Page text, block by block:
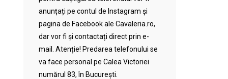
anunțați pe contul de Instagram și
pagina de Facebook ale Cavaleria.ro,
dar vor fi și contactați direct prin e-
mail. Atenție! Predarea telefonului se
va face personal pe Calea Victoriei
numărul 83, în București.